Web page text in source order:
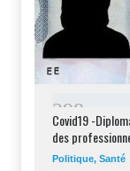
298
Covid19 -
des
Politique, Santé